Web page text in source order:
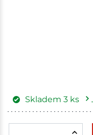
Skladem 3 ks